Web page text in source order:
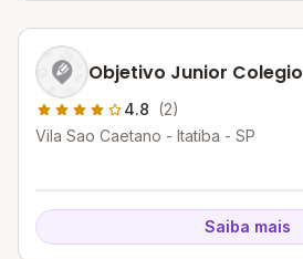
Objetivo Junior Colegio
4.8 (2)
Vila Sao Caetano - Itatiba - SP
Saiba mais